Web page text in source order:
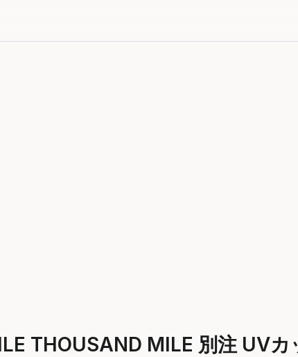
THOUSAND MILE 別注 UV